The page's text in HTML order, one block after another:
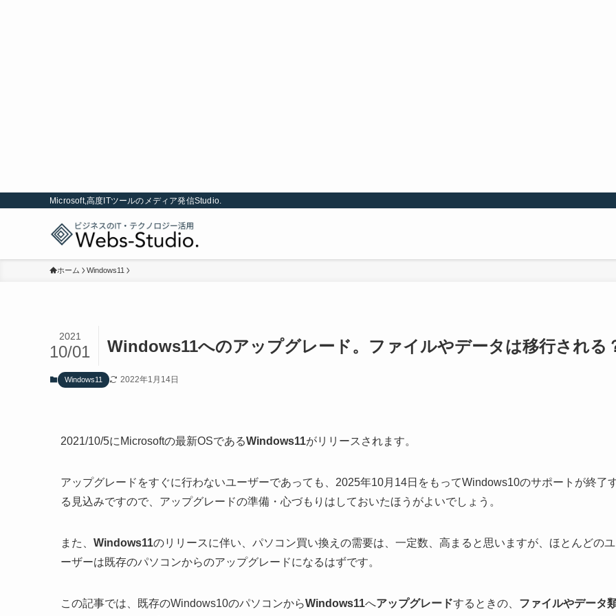
Microsoft,高度ITツールのメディア発信Studio.
ホーム Windows11
Windows11へのアップグレード。ファイルやデータは移行される
2021
10/01
Windows11 2022年1月14日
2021/10/5にMicrosoftの最新OSであるWindows11がリリースされます。
アップグレードをすぐに行わないユーザーであっても、2025年10月14日をもってWindows10のサポートが終了
る見込みですので、アップグレードの準備・心づもりはしておいたほうがよいでしょう。
また、 Windows11のリリースに伴い、パソコン買い換えの需要は、一定数、高まると思いますが、ほとんどのユ
ーザーは既存のパソコンからのアップグレードになるはずです。
この記事では、既存のWindows10のパソコンからWindows11へアップグレードするときの、 ファイルやデータ